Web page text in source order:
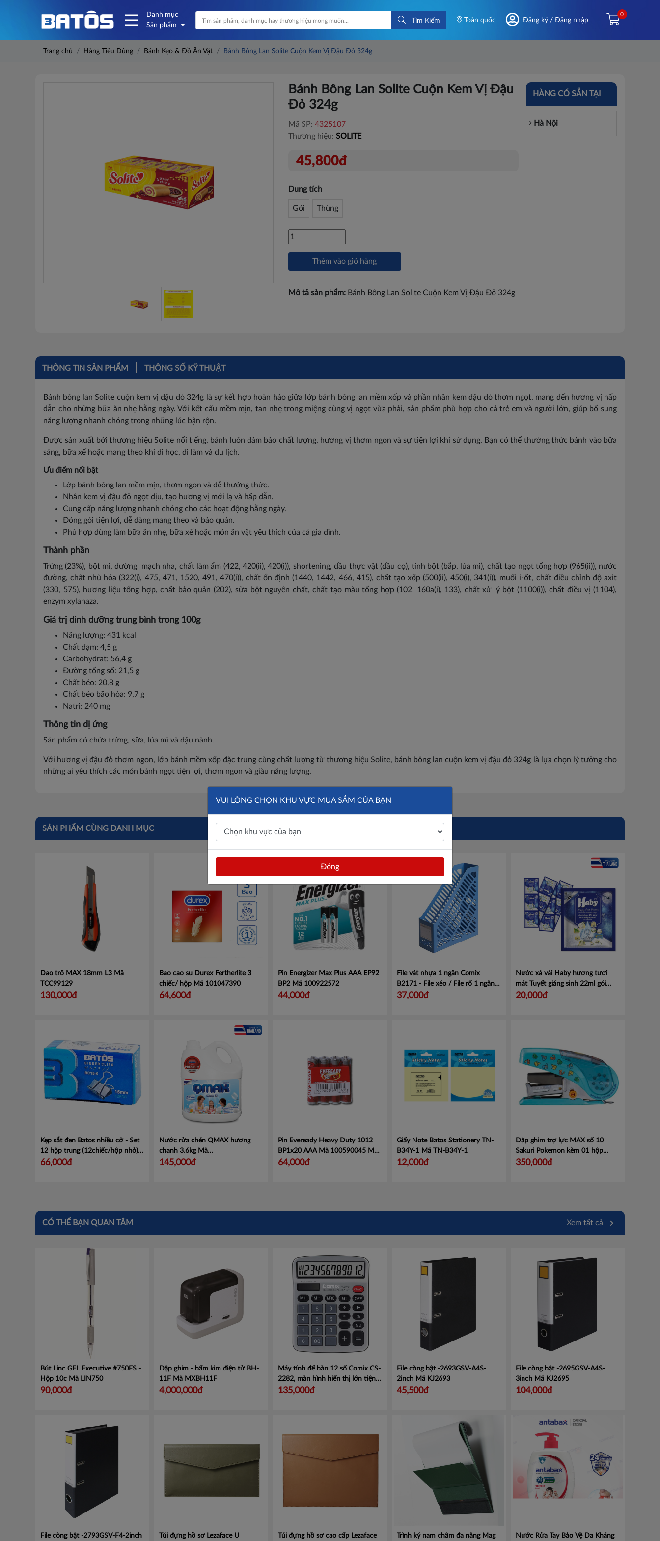
Danh mục
Sản phẩm
Tìm Kiếm Toàn quốc Đăng ký / Đăng nhập
0
Trang chủ Hàng Tiêu Dùng Bánh Kẹo & Đồ Ăn Vặt Bánh Bông Lan Solite Cuộn Kem Vị Đậu Đỏ 324g
Bánh Bông Lan Solite Cuộn Kem Vị Đậu
Đỏ 324g
Mã SP:4325107
Thương hiệu:SOLITE
45,800đ
Dung tích
Gói Thùng
Thêm vào giỏ hàng
Mô tả sản phẩm: Bánh Bông Lan Solite Cuộn Kem Vị Đậu Đỏ 324g
HÀNG CÓ SẴN TẠI
Hà Nội
THÔNG TIN SẢN PHẨM THÔNG SỐ KỸ THUẬT
Bánh bông lan Solite cuộn kem vị đậu đỏ 324g là sự kết hợp hoàn hảo giữa lớp bánh bông lan mềm xốp và phần nhân kem đậu đỏ thơm ngọt, mang đến hương vị hấp
dẫn cho những bữa ăn nhẹ hằng ngày. Với kết cấu mềm mịn, tan nhẹ trong miệng cùng vị ngọt vừa phải, sản phẩm phù hợp cho cả trẻ em và người lớn, giúp bổ sung
năng lượng nhanh chóng trong những lúc bận rộn.
Được sản xuất bởi thương hiệu Solite nổi tiếng, bánh luôn đảm bảo chất lượng, hương vị thơm ngon và sự tiện lợi khi sử dụng. Bạn có thể thưởng thức bánh vào bữa
sáng, bữa xế hoặc mang theo khi đi học, đi làm và du lịch.
Ưu điểm nổi bật
Lớp bánh bông lan mềm mịn, thơm ngon và dễ thưởng thức.
Nhân kem vị đậu đỏ ngọt dịu, tạo hương vị mới lạ và hấp dẫn.
Cung cấp năng lượng nhanh chóng cho các hoạt động hằng ngày.
Đóng gói tiện lợi, dễ dàng mang theo và bảo quản.
Phù hợp dùng làm bữa ăn nhẹ, bữa xế hoặc món ăn vặt yêu thích của cả gia đình.
Thành phần
Trứng (23%), bột mì, đường, mạch nha, chất làm ẩm (422, 420(ii), 420(i)), shortening, dầu thực vật (dầu cọ), tinh bột (bắp, lúa mì), chất tạo ngọt tổng hợp (965(ii)), nước
đường, chất nhũ hóa (322(i), 475, 471, 1520, 491, 470(i)), chất ổn định (1440, 1442, 466, 415), chất tạo xốp (500(ii), 450(i), 341(i)), muối i-ốt, chất điều chỉnh độ axit
(330, 575), hương liệu tổng hợp, chất bảo quản (202), sữa bột nguyên chất, chất tạo màu tổng hợp (102, 160a(i), 133), chất xử lý bột (1100(i)), chất điều vị (1104),
enzym xylanaza.
Giá trị dinh dưỡng trung bình trong 100g
Năng lượng: 431 kcal
Chất đạm: 4,5 g
Carbohydrat: 56,4 g
Đường tổng số: 21,5 g
Chất béo: 20,8 g
Chất béo bão hòa: 9,7 g
Natri: 240 mg
Thông tin dị ứng
Sản phẩm có chứa trứng, sữa, lúa mì và đậu nành.
Với hương vị đậu đỏ thơm ngon, lớp bánh mềm xốp đặc trưng cùng chất lượng từ thương hiệu Solite, bánh bông lan cuộn kem vị đậu đỏ 324g là lựa chọn lý tưởng cho
những ai yêu thích các món bánh ngọt tiện lợi, thơm ngon và giàu năng lượng.
SẢN PHẨM CÙNG DANH MỤC
Dao trổ MAX 18mm L3 Mã
TCC99129
130,000đ
Bao cao su Durex Fertherlite 3
chiếc/ hộp Mã 101047390
64,600đ
Pin Energizer Max Plus AAA EP92
BP2 Mã 100922572
44,000đ
File vát nhựa 1 ngăn Comix
B2171 - File xéo / File rổ 1 ngăn
Mã CMB2171
37,000đ
Nước xả vải Haby hương tươi
mát Tuyết giáng sinh 22ml gói
xanh dương
20,000đ
Kẹp sắt đen Batos nhiều cỡ - Set
12 hộp trung (12chiếc/hộp nhỏ)
Mã BATBC
66,000đ
Nước rửa chén QMAX hương
chanh 3.6kg Mã
18859423209212
145,000đ
Pin Eveready Heavy Duty 1012
BP1x20 AAA Mã 100590045 Mã
100590045
64,000đ
Giấy Note Batos Stationery TN-
B34Y-1 Mã TN-B34Y-1
12,000đ
Dập ghim trợ lực MAX số 10
Sakuri Pokemon kèm 01 hộp
đựng đinh ghim số 10 No.10-1M -
350,000đ
CÓ THỂ BẠN QUAN TÂM Xem tất cả
Bút Linc GEL Executive #750FS -
Hộp 10c Mã LIN750
90,000đ
Dập ghim - bấm kim điện tử BH-
11F Mã MXBH11F
4,000,000đ
Máy tính để bàn 12 số Comix CS-
2282, màn hình hiển thị lớn tiện
lợi.Mã CMCS2282
135,000đ
File còng bật -2693GSV-A4S-
2inch Mã KJ2693
45,500đ
File còng bật -2695GSV-A4S-
3inch Mã KJ2695
104,000đ
File còng bật -2793GSV-F4-2inch
Túi đựng hồ sơ Lezaface U
Túi đựng hồ sơ cao cấp Lezaface
Trình ký nam châm đa năng Mag
Nước Rửa Tay Bảo Vệ Da Kháng
VUI LÒNG CHỌN KHU VỰC MUA SẮM CỦA BẠN
Đóng